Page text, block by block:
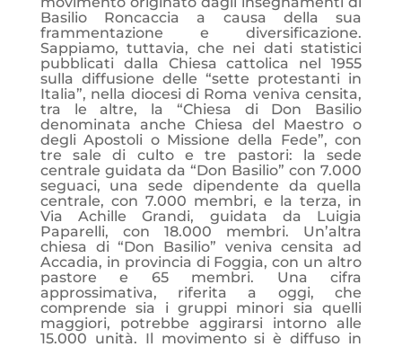
Basilio Roncaccia a causa della sua
frammentazione e diversificazione.
Sappiamo, tuttavia, che nei dati statistici
pubblicati dalla Chiesa cattolica nel 1955
sulla diffusione delle “sette protestanti in
Italia”, nella diocesi di Roma veniva censita,
tra le altre, la “Chiesa di Don Basilio
denominata anche Chiesa del Maestro o
degli Apostoli o Missione della Fede”, con
tre sale di culto e tre pastori: la sede
centrale guidata da “Don Basilio” con 7.000
seguaci, una sede dipendente da quella
centrale, con 7.000 membri, e la terza, in
Via Achille Grandi, guidata da Luigia
Paparelli, con 18.000 membri. Un’altra
chiesa di “Don Basilio” veniva censita ad
Accadia, in provincia di Foggia, con un altro
pastore e 65 membri. Una cifra
approssimativa, riferita a oggi, che
comprende sia i gruppi minori sia quelli
maggiori, potrebbe aggirarsi intorno alle
15.000 unità. Il movimento si è diffuso in